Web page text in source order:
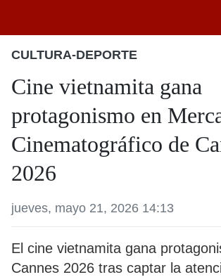
CULTURA-DEPORTE
Cine vietnamita gana
protagonismo en
Cinematográfico de
2026
jueves, mayo 21, 2026 14:13
El cine vietnamita gana
Cannes 2026 tras captar la